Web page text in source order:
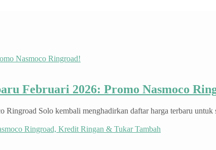
Februari 2026: Promo Nasmoco
Ringroad Solo kembali menghadirkan daftar harga terbaru